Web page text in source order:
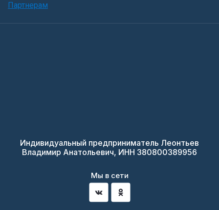
Партнерам
Индивидуальный предприниматель Леонтьев
Владимир Анатольевич, ИНН 380800389956
Мы в сети